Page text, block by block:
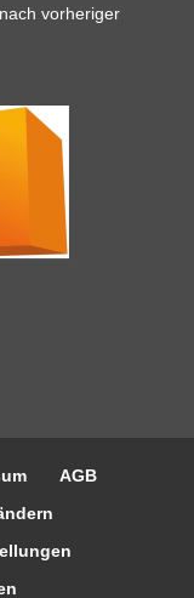
vorheriger
AGB